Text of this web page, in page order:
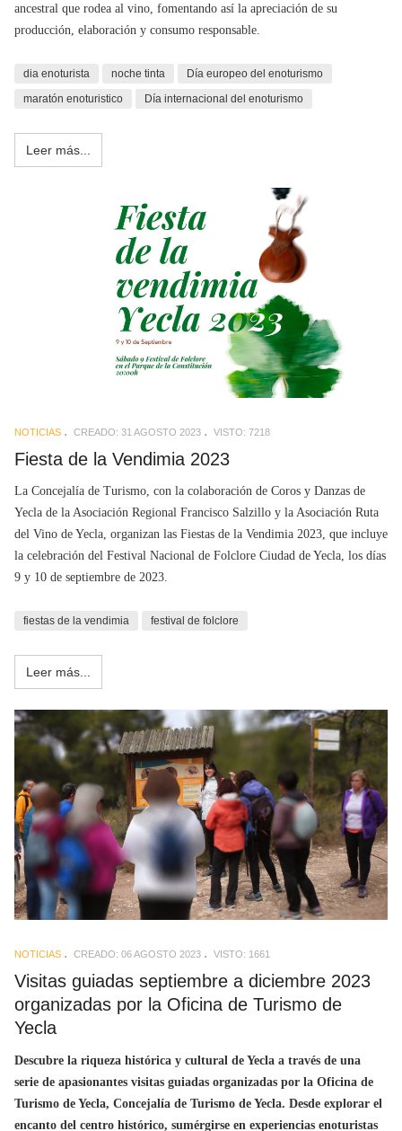
ancestral que rodea al vino, fomentando así la apreciación de su
producción, elaboración y consumo responsable.
dia enoturista noche tinta
Día europeo del enoturismo
maratón enoturistico
Día internacional del enoturismo
Leer más...
NOTICIAS CREADO: 31 AGOSTO 2023 VISTO: 7218
Fiesta de la Vendimia 2023
La Concejalía de Turismo, con la colaboración de Coros y Danzas de
Yecla de la Asociación Regional Francisco Salzillo y la Asociación Ruta
del Vino de Yecla, organizan las Fiestas de la Vendimia 2023, que incluye
la celebración del Festival Nacional de Folclore Ciudad de Yecla, los días
9 y 10 de septiembre de 2023.
fiestas de la vendimia festival de folclore
Leer más...
NOTICIAS CREADO: 06 AGOSTO 2023 VISTO: 1661
Visitas guiadas septiembre a diciembre 2023
organizadas por la Oficina de Turismo de
Yecla
Descubre la riqueza histórica y cultural de Yecla a través de una
serie de apasionantes visitas guiadas organizadas por la Oficina de
Turismo de Yecla, Concejalía de Turismo de Yecla. Desde explorar el
encanto del centro histórico, sumérgirse en experiencias enoturistas